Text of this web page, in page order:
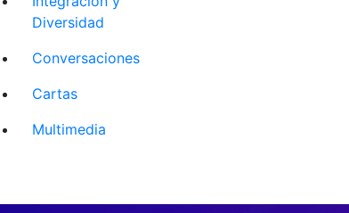
Diversidad
Conversaciones
Cartas
Multimedia